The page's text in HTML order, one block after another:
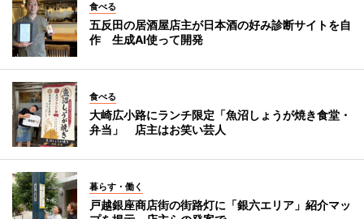
食べる
五反田の居酒屋店主が日本酒の好み診断サイトを自
作 生成AI使って開発
食べる
大崎広小路にランチ限定「魚沼しょうが焼き食堂・
弁当」 店主はお笑い芸人
暮らす・働く
戸越銀座商店街の街路灯に「銀六エリア」紹介マッ